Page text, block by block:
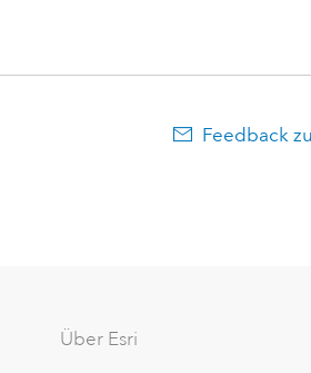
Feedback
Über Esri